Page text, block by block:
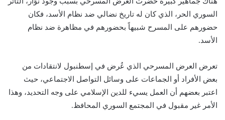
السوري الحر، الذي كان له تاريخ نضالي ضد نظام الأسد، فكان
حضورهم على المسرح شبيهاً بحضورهم في مظاهرة ضد نظام
الأسد.
تعرض العرض المسرحي الذي عُرض في إسطنبول لانتقادات من
بعض الأفراد أو الجماعات على وسائل التواصل الاجتماعي، حيث
اعتبر بعضهم أن العمل يسيء للدين الإسلامي على وجه التحديد، وهذا
الأمر غير مقبول في المجتمع السوري المحافظ.